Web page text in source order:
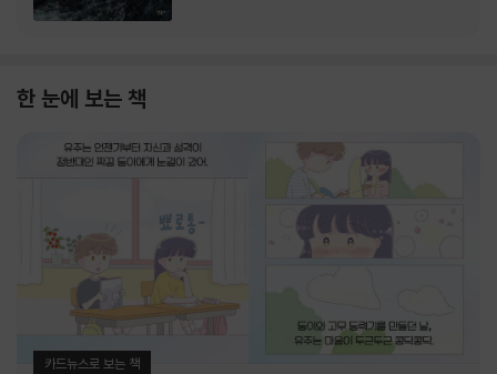
한 눈에 보는 책
카드뉴스로 보는 책